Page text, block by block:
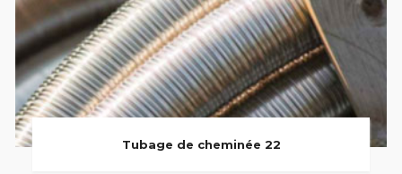
Tubage de cheminée 22